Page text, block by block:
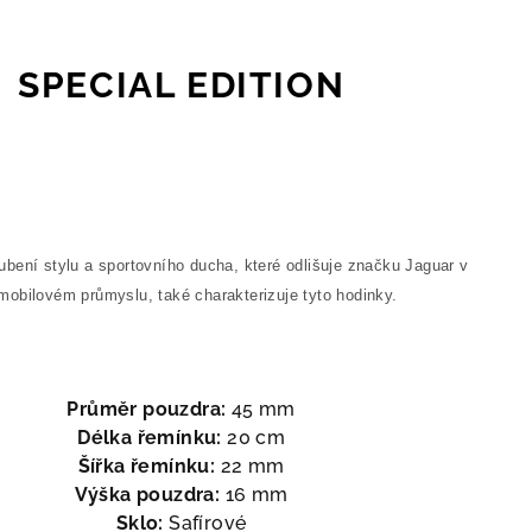
SPECIAL EDITION
stylu a sportovního ducha, které odlišuje značku Jaguar v
průmyslu, také charakterizuje tyto hodinky.
Průměr pouzdra: 45 mm
Délka řemínku: 20 cm
Šířka řemínku: 22 mm
Výška pouzdra: 16 mm
Sklo: Safírové